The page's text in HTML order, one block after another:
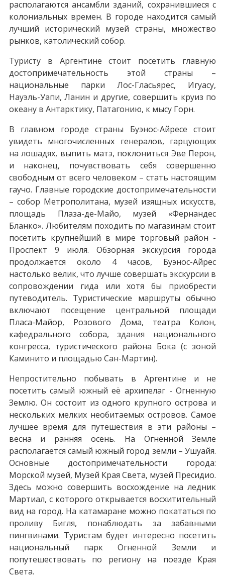
располагаются ансамбли зданий, сохранившиеся с
колониальных времен. В городе находится самый
лучший исторический музей страны, множество
рынков, католический собор.
Туристу в Аргентине стоит посетить главную
достопримечательность этой страны –
национальные парки Лос-Гласьярес, Игуасу,
Науэль-Уапи, Ланин и другие, совершить круиз по
океану в Антарктику, Патагонию, к мысу Горн.
В главном городе страны Буэнос-Айресе стоит
увидеть многочисленных генералов, гарцующих
на лошадях, выпить матэ, поклониться Эве Перон,
и наконец, почувствовать себя совершенно
свободным от всего человеком – стать настоящим
гаучо. Главные городские достопримечательности
– собор Метрополитана, музей изящных искусств,
площадь Плаза-де-Майо, музей «Фернандес
Бланко». Любителям походить по магазинам стоит
посетить крупнейший в мире торговый район -
Проспект 9 июля. Обзорная экскурсия города
продолжается около 4 часов, Буэнос-Айрес
настолько велик, что лучше совершать экскурсии в
сопровождении гида или хотя бы приобрести
путеводитель. Туристические маршруты обычно
включают посещение центральной площади
Пласа-Майор, Розового Дома, театра Колон,
кафедрального собора, здания национального
конгресса, туристического района Бока (с зоной
Каминито и площадью Сан-Мартин).
Непростительно побывать в Аргентине и не
посетить самый южный её архипелаг - Огненную
Землю. Он состоит из одного крупного острова и
нескольких мелких необитаемых островов. Самое
лучшее время для путешествия в эти районы –
весна и ранняя осень. На Огненной Земле
располагается самый южный город земли – Ушуайя.
Основные достопримечательности города:
Морской музей, Музей Края Света, музей Пресидио.
Здесь можно совершить восхождение на ледник
Мартиал, с которого открывается восхитительный
вид на город. На катамаране можно покататься по
проливу Бигля, понаблюдать за забавными
пингвинами. Туристам будет интересно посетить
национальный парк Огненной Земли и
попутешествовать по региону на поезде Края
Света.